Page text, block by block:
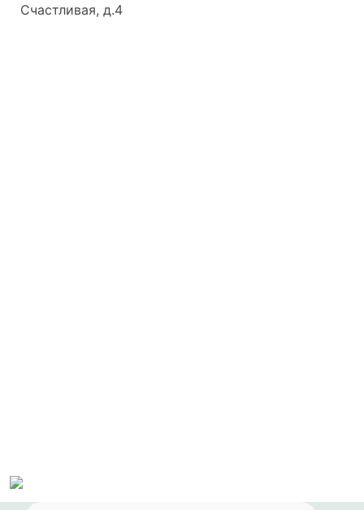
Счастливая, д.4